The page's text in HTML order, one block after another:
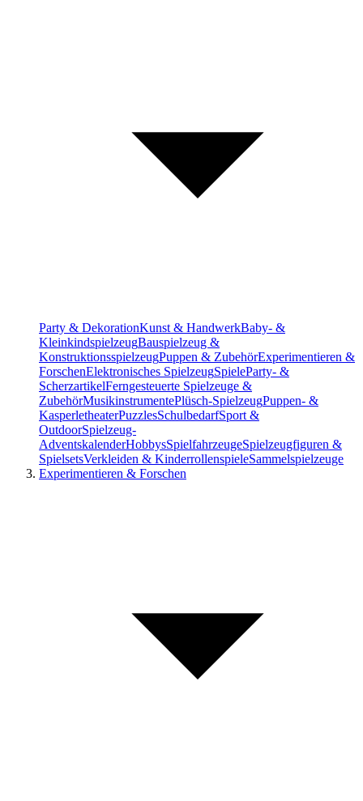
Party & DekorationKunst & HandwerkBaby- &
KleinkindspielzeugBauspielzeug &
KonstruktionsspielzeugPuppen & ZubehörExperimentieren &
ForschenElektronisches SpielzeugSpieleParty- &
ScherzartikelFerngesteuerte Spielzeuge &
ZubehörMusikinstrumentePlüsch-SpielzeugPuppen- &
KasperletheaterPuzzlesSchulbedarfSport &
OutdoorSpielzeug-
AdventskalenderHobbysSpielfahrzeugeSpielzeugfiguren &
SpielsetsVerkleiden & KinderrollenspieleSammelspielzeuge
Experimentieren & Forschen